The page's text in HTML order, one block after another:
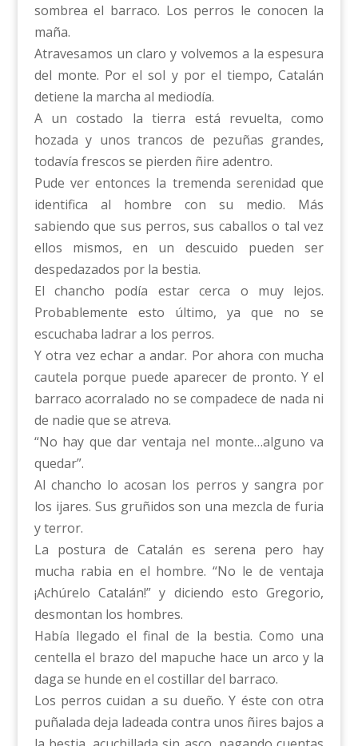
sombrea el barraco. Los perros le conocen la
maña.
Atravesamos un claro y volvemos a la espesura
del monte. Por el sol y por el tiempo, Catalán
detiene la marcha al mediodía.
A un costado la tierra está revuelta, como
hozada y unos trancos de pezuñas grandes,
todavía frescos se pierden ñire adentro.
Pude ver entonces la tremenda serenidad que
identifica al hombre con su medio. Más
sabiendo que sus perros, sus caballos o tal vez
ellos mismos, en un descuido pueden ser
despedazados por la bestia.
El chancho podía estar cerca o muy lejos.
Probablemente esto último, ya que no se
escuchaba ladrar a los perros.
Y otra vez echar a andar. Por ahora con mucha
cautela porque puede aparecer de pronto. Y el
barraco acorralado no se compadece de nada ni
de nadie que se atreva.
“No hay que dar ventaja nel monte…alguno va
quedar”.
Al chancho lo acosan los perros y sangra por
los ijares. Sus gruñidos son una mezcla de furia
y terror.
La postura de Catalán es serena pero hay
mucha rabia en el hombre. “No le de ventaja
¡Achúrelo Catalán!” y diciendo esto Gregorio,
desmontan los hombres.
Había llegado el final de la bestia. Como una
centella el brazo del mapuche hace un arco y la
daga se hunde en el costillar del barraco.
Los perros cuidan a su dueño. Y éste con otra
puñalada deja ladeada contra unos ñires bajos a